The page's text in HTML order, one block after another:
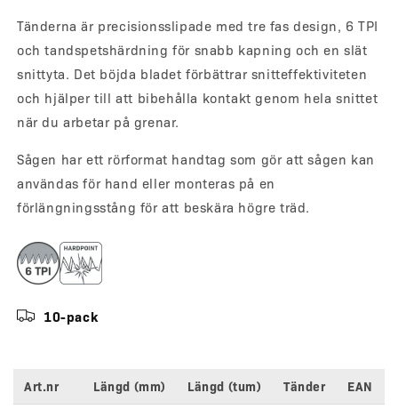
Tänderna är precisionsslipade med tre fas design, 6 TPI
och tandspetshärdning för snabb kapning och en slät
snittyta. Det böjda bladet förbättrar snitteffektiviteten
och hjälper till att bibehålla kontakt genom hela snittet
när du arbetar på grenar.
Sågen har ett rörformat handtag som gör att sågen kan
användas för hand eller monteras på en
förlängningsstång för att beskära högre träd.
10-pack
Art.nr Längd (mm) Längd (tum) Tänder EAN